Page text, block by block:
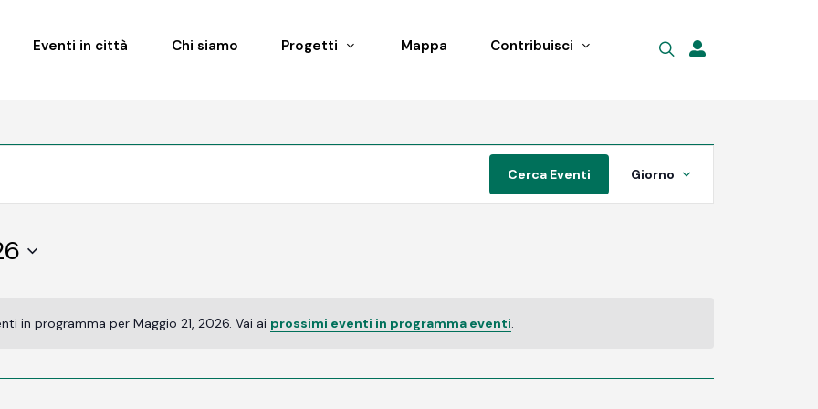
Eventi in città Chi siamo Progetti Mappa Contribuisci
Notice
in programma per Maggio 21, 2026. Vai ai prossimi eventi in programma eventi.
Cerca Eventi Giorno